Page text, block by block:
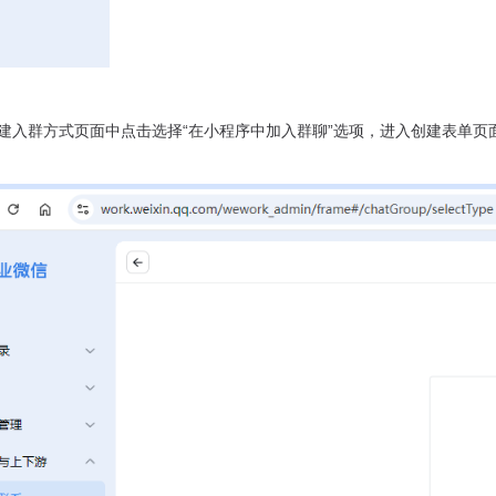
入群方式页面中点击选择“在小程序中加入群聊”选项，进入创建表单页